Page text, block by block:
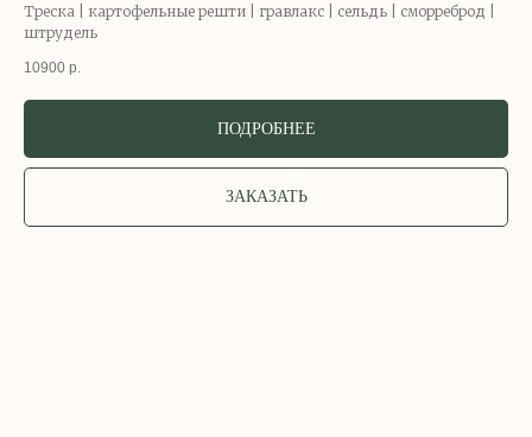
Треска | картофельные решти | гравлакс | сельдь | сморреброд |
штрудель
10900 р.
ПОДРОБНЕЕ
ЗАКАЗАТЬ